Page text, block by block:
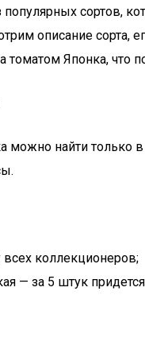
популярных сортов,
описание сорта,
Японка, что
можно найти только
коллекционеров;
— за 5 штук